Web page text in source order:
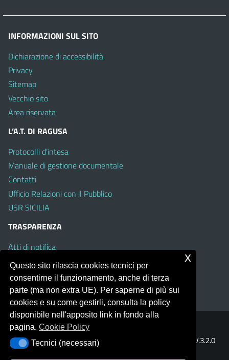
INFORMAZIONI SUL SITO
Dichiarazione di accessibilità
Privacy
Sitemap
Vecchio sito
Area riservata
L’A.T. DI RAGUSA
Protocolli d’intesa
Manuale di gestione documentale
Contatti
Ufficio Relazioni con il Pubblico
USR SICILIA
TRASPARENZA
Atti di notifica
Albo on line
Amministrazione Trasparente
Obiettivi di Accessibilità
Portale realizzato con la piattaforma
Template Italia configurato sul tema accessibile
V.3.2.0
(Mizar)
Questo sito rilascia cookies tecnici per
consentirne il funzionamento, anche di terza
parte (ma non extra UE). Per saperne di più sui
cookies e su come gestirli, consulta la policy
disponibile nell'apposito link in fondo alla
pagina.Cookie Policy
Tecnici (necessari)
Tecnici (necessari)
x